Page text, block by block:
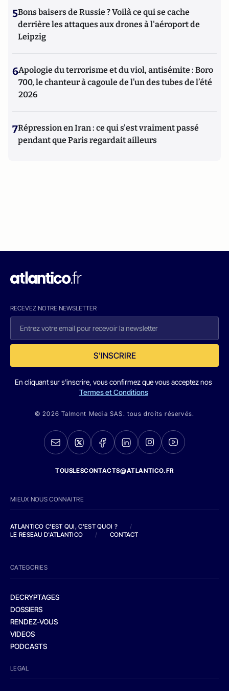
5Bons baisers de Russie ? Voilà ce qui se cache
derrière les attaques aux drones à l'aéroport de
Leipzig
6Apologie du terrorisme et du viol, antisémite : Boro
700, le chanteur à cagoule de l’un des tubes de l’été
2026
7Répression en Iran : ce qui s'est vraiment passé
pendant que Paris regardait ailleurs
RECEVEZ NOTRE NEWSLETTER
S'INSCRIRE
En cliquant sur s'inscrire, vous confirmez que vous acceptez nos
Termes et Conditions
© 2026 Talmont Media SAS. tous droits réservés.
TOUSLESCONTACTS@ATLANTICO.FR
MIEUX NOUS CONNAITRE
ATLANTICO C'EST QUI, C'EST QUOI ?
/
LE RESEAU D'ATLANTICO
/ CONTACT
CATEGORIES
DECRYPTAGES
DOSSIERS
RENDEZ-VOUS
VIDEOS
PODCASTS
LEGAL